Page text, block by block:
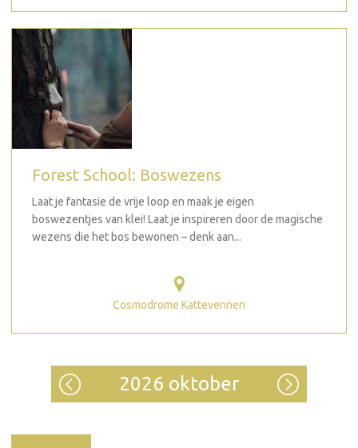
Forest School: Boswezens
Laat je fantasie de vrije loop en maak je eigen
boswezentjes van klei! Laat je inspireren door de magische
wezens die het bos bewonen – denk aan...
Cosmodrome Kattevennen
2026 oktober